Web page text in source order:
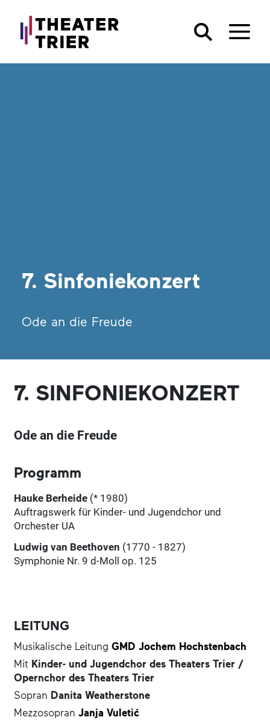
7. Sinfoniekonzert
Ode an die Freude
7. SINFONIEKONZERT
Ode an die Freude
Programm
Hauke Berheide (* 1980)
Auftragswerk für Kinder- und Jugendchor und
Orchester UA
Ludwig van Beethoven (1770 - 1827)
Symphonie Nr. 9 d-Moll op. 125
LEITUNG
Musikalische Leitung GMD Jochem Hochstenbach
Mit Kinder- und Jugendchor des Theaters Trier /
Opernchor des Theaters Trier
Sopran Danita Weatherstone
Mezzosopran Janja Vuletić